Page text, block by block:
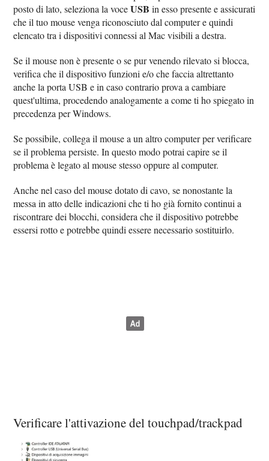
posto di lato, seleziona la voceUSB in esso presente e assicurati
che il tuo mouse venga riconosciuto dal computer e quindi
elencato tra i dispositivi connessi al Mac visibili a destra.
Se il mouse non è presente o se pur venendo rilevato si blocca,
verifica che il dispositivo funzioni e/o che faccia altrettanto
anche la porta USB e in caso contrario prova a cambiare
quest'ultima, procedendo analogamente a come ti ho spiegato in
precedenza per Windows.
Se possibile, collega il mouse a un altro computer per verificare
se il problema persiste. In questo modo potrai capire se il
problema è legato al mouse stesso oppure al computer.
Anche nel caso del mouse dotato di cavo, se nonostante la
messa in atto delle indicazioni che ti ho già fornito continui a
riscontrare dei blocchi, considera che il dispositivo potrebbe
essersi rotto e potrebbe quindi essere necessario sostituirlo.
Verificare l'attivazione del touchpad/trackpad